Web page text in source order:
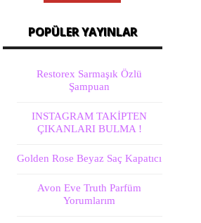
POPÜLER YAYINLAR
Restorex Sarmaşık Özlü
Şampuan
INSTAGRAM TAKİPTEN
ÇIKANLARI BULMA !
Golden Rose Beyaz Saç Kapatıcı
Avon Eve Truth Parfüm
Yorumlarım